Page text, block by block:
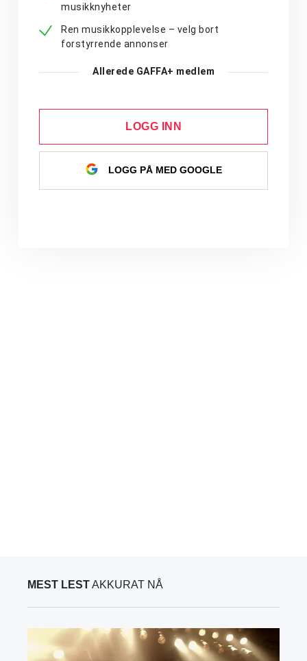
musikknyheter
Ren musikkopplevelse – velg bort
forstyrrende annonser
Allerede GAFFA+ medlem
LOGG INN
LOGG PÅ MED GOOGLE
MEST LESTAKKURAT NÅ